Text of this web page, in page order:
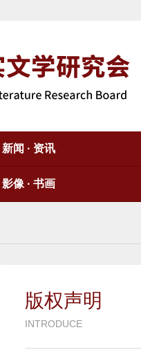
新闻 · 资讯
影像 · 书画
版权声明
INTRODUCE